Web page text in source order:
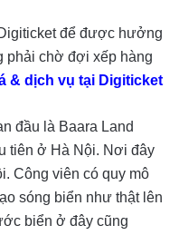
để được hưởng
phải chờ đợi xếp hàng
& dịch vụ tại Digiticket
đầu là Baara Land
tiên ở Hà Nội. Nơi đây
Công viên có quy mô
sóng biển như thật lên
biển ở đây cũng